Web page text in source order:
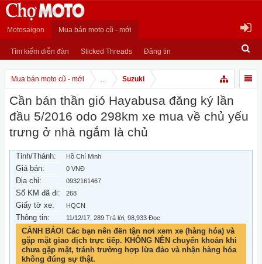
Motosaigon Mua bán moto cũ - mới
Tìm kiếm diễn đàn Sticked Threads Đăng tin
Mua bán moto cũ - mới ... Suzuki
Cần bán thần gió Hayabusa đăng ký lần
đầu 5/2016 odo 298km xe mua về chủ yếu
trưng ở nhà ngắm là chủ
Tỉnh/Thành: Hồ Chí Minh
Giá bán: 0 VNĐ
Địa chỉ: 0932161467
Số KM đã đi: 268
Giấy tờ xe: HQCN
Thông tin: 11/12/17 , 289 Trả lời, 98,933 Đọc
CẢNH BÁO! Các bạn nên đến tận nơi xem xe (hàng hóa) và
gặp mặt giao dịch trực tiếp. KHÔNG NÊN chuyển khoản khi
chưa gặp mặt, tránh trường hợp lừa đảo và nhận hàng hóa
không đúng sự thật.